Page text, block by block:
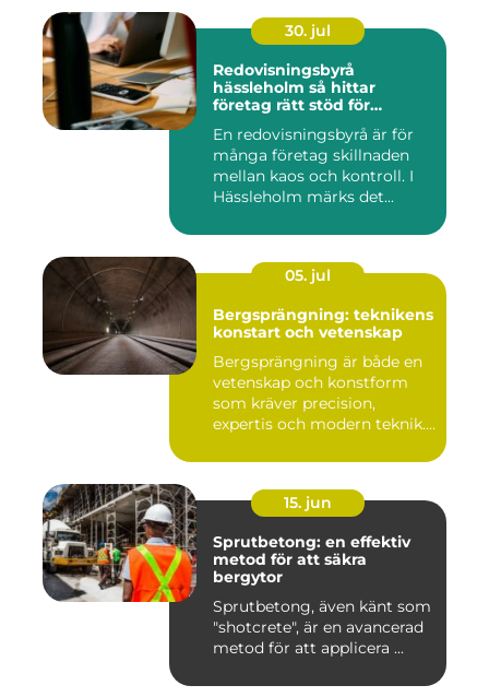
30. jul
Redovisningsbyrå
hässleholm så hittar
företag rätt stöd för
En redovisningsbyrå är för
många företag skillnaden
mellan kaos och kontroll. I
Hässleholm märks det...
05. jul
Bergsprängning: teknikens
konstart och vetenskap
Bergsprängning är både en
vetenskap och konstform
som kräver precision,
expertis och modern teknik.
15. jun
Sprutbetong: en effektiv
metod för att säkra
bergytor
Sprutbetong, även känt som
"shotcrete", är en avancerad
metod för att applicera ...